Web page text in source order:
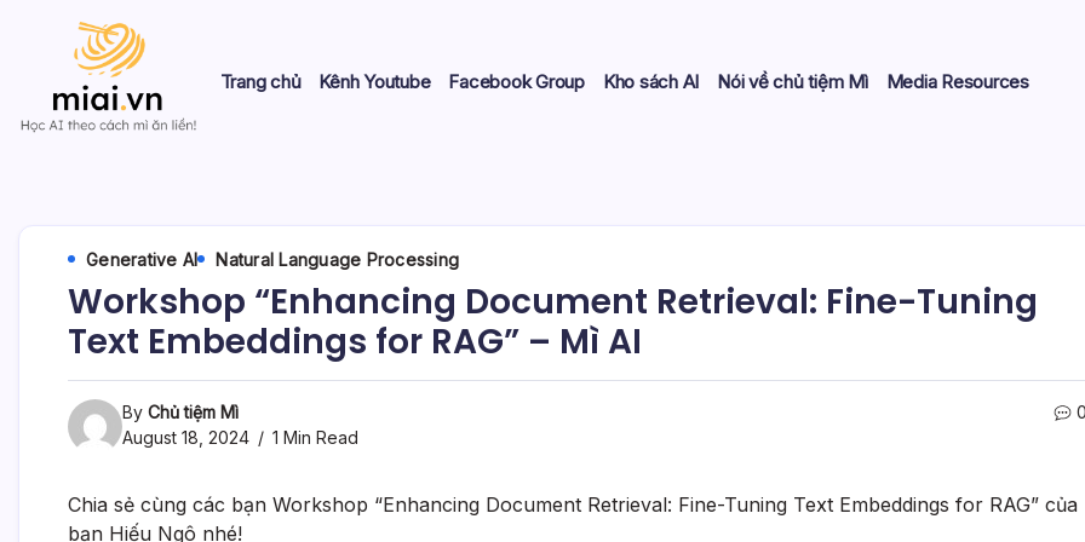
Trang chủ Kênh Youtube Facebook Group Kho sách AI Nói về chủ tiệm Mì Media Resources
Generative AI Natural Language Processing
Workshop “Enhancing Document Retrieval: Fine-Tuning
Text Embeddings for RAG” – Mì AI
By Chủ tiệm Mì
August 18, 2024
1 Min Read
0
Chia sẻ cùng các bạn Workshop “Enhancing Document Retrieval: Fine-Tuning Text Embeddings for RAG” của
bạn Hiếu Ngô nhé!